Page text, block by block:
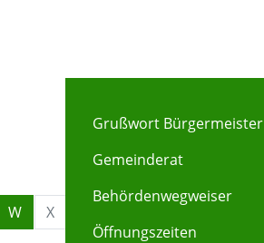
W X
Grußwort Bürgermeister
Gemeinderat
Behördenwegweiser
Öffnungszeiten